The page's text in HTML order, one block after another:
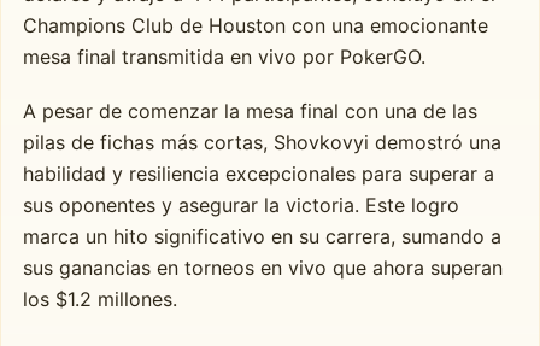
Champions Club de Houston con una emocionante
mesa final transmitida en vivo por PokerGO.
A pesar de comenzar la mesa final con una de las
pilas de fichas más cortas, Shovkovyi demostró una
habilidad y resiliencia excepcionales para superar a
sus oponentes y asegurar la victoria. Este logro
marca un hito significativo en su carrera, sumando a
sus ganancias en torneos en vivo que ahora superan
los $1.2 millones.